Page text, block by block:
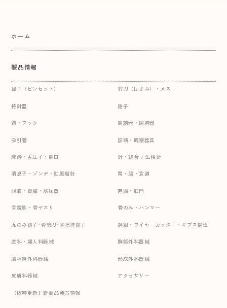
ホーム
製品情報
鑷子（ピンセット） 剪刀（はさみ）・メス
持針器 鉗子
鈎・フック 開創器・開胸器
吸引管 診断・観察器具
麻酔・舌圧子・開口 針・縫合 / 生検針
消息子・ゾンデ・動脈瘤針 胃・腸・食道
胆嚢・腎臓・泌尿器 直腸・肛門
骨鋭匙・骨ヤスリ 骨のみ・ハンマー
丸のみ鉗子･骨剪刀･骨把持鉗子 鋼線・ワイヤーカッター・ギプス関連
産科・婦人科器械 胸部外科器械
脳神経外科器械 形成外科器械
皮膚科器械 アクセサリー
【随時更新】新商品発売情報